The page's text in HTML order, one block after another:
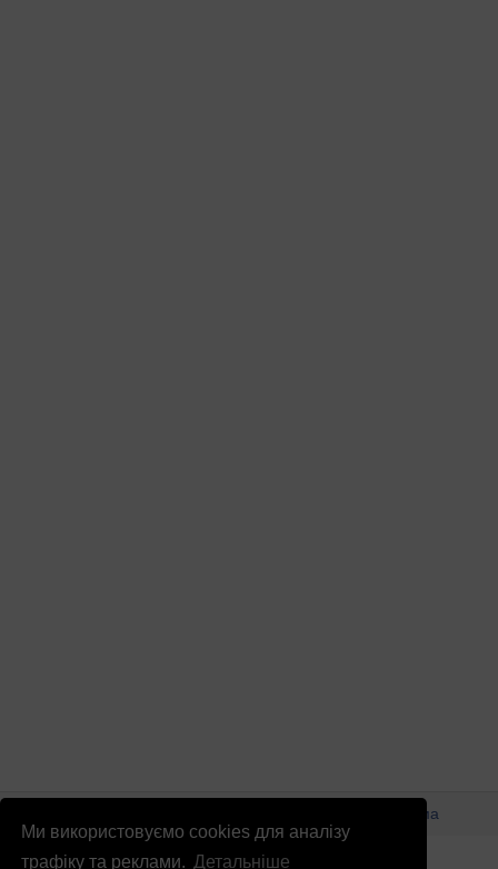
Ми використовуємо cookies для аналізу
трафіку та реклами. Детальніше
Реклама
info
patrioty.org.ua